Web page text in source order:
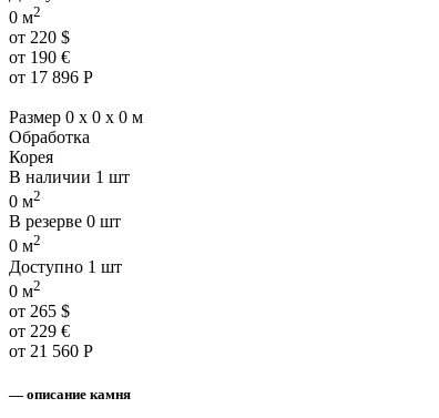
0 м2
от 220 $
от 190 €
от 17 896 Р
Размер 0 x 0 x 0 м
Обработка
Корея
В наличии 1 шт
0 м2
В резерве 0 шт
0 м2
Доступно 1 шт
0 м2
от 265 $
от 229 €
от 21 560 Р
— описание камня